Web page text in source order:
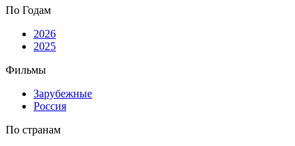
По Годам
2026
2025
Фильмы
Зарубежные
Россия
По странам